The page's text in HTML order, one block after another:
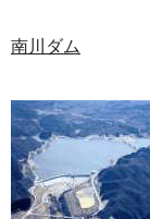
南川ダム